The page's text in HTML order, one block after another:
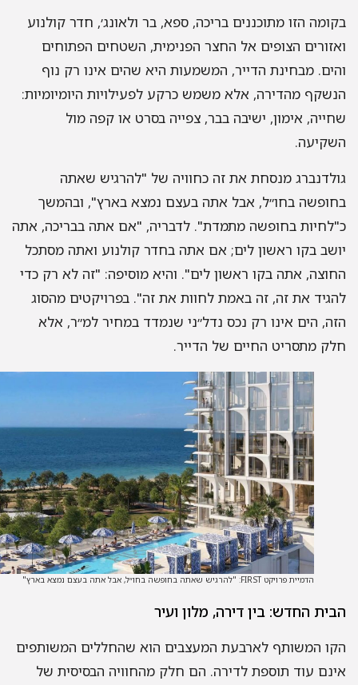
הזו מתוכננים בריכה, ספא, בר ולאונג׳, חדר קולנוע
הצופים אל החצר הפנימית, השטחים הפתוחים
מבחינת הדייר, המשמעות היא שהים אינו רק נוף
מהדירה, אלא משמש כרקע לפעילויות היומיומיות:
אימון, ישיבה בבר, צפייה בסרט או קפה מול
מנסחת את זה כחוויה של "להרגיש שאתה
בחו״ל, אבל אתה בעצם נמצא בארץ", ובהמשך
בחופשה מתמדת". לדבריה, "אם אתה בבריכה, אתה
בקו ראשון לים; אם אתה בחדר קולנוע ואתה מסתכל
אתה בקו ראשון לים". והיא מוסיפה: "זה לא רק כדי
את זה, זה באמת לחוות את זה". בפרויקטים מהסוג
הים אינו רק נכס נדל״ני שנמדד במחיר למ״ר, אלא
מתסריט החיים של הדייר.
הדמיית פרויקט FIRST: "להרגיש שאתה בחופשה בחו״ל, אבל אתה בעצם נמצא בארץ"
החדש: בין דירה, מלון ועיר
המשותף לארבעת המעצבים הוא שהחללים המשותפים
עוד תוספת לדירה. הם חלק מהחוויה הבסיסית של